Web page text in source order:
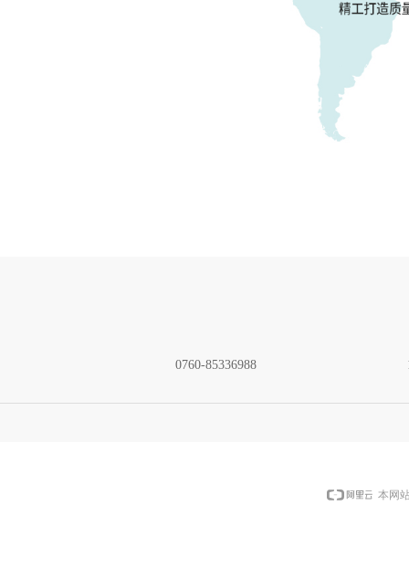
0760-85336988
本网